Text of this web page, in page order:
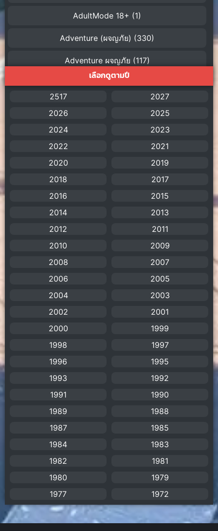
AdultMode 18+ (1)
Adventure (ผจญภัย) (330)
Adventure ผจญภัย (117)
(1)
Animation การ์ตูน
Animation แอนิเมชั่น
Blood(1)
เลือกดูตามปี
2517
2027
2026
2025
2024
2023
2022
2021
2020
2019
2018
2017
2016
2015
2014
2013
2012
2011
2010
2009
2008
2007
2006
2005
2004
2003
2002
2001
2000
1999
1998
1997
1996
1995
1993
1992
1991
1990
1989
1988
1987
1985
1984
1983
1982
1981
1980
1979
1977
1972